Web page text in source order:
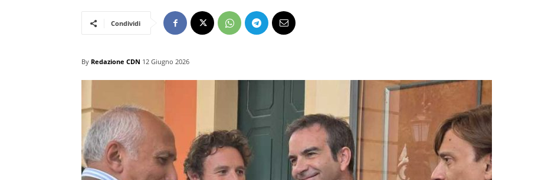
Condividi
By Redazione CDN 12 Giugno 2026